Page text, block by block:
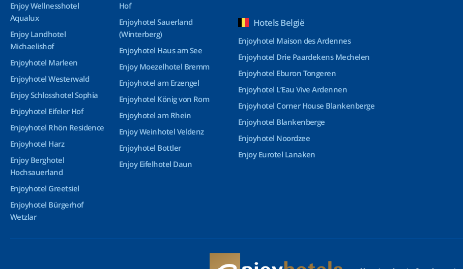
Enjoy Wellnesshotel
Aqualux
Enjoy Landhotel
Michaelishof
Enjoyhotel Marleen
Enjoyhotel Westerwald
Enjoy Schlosshotel Sophia
Enjoyhotel Eifeler Hof
Enjoyhotel Rhön Residence
Enjoyhotel Harz
Enjoy Berghotel
Hochsauerland
Enjoyhotel Greetsiel
Enjoyhotel Bürgerhof
Wetzlar
Hof
Enjoyhotel Sauerland
(Winterberg)
Enjoyhotel Haus am See
Enjoy Moezelhotel Bremm
Enjoyhotel am Erzengel
Enjoyhotel König von Rom
Enjoyhotel am Rhein
Enjoy Weinhotel Veldenz
Enjoyhotel Bottler
Enjoy Eifelhotel Daun
Hotels België
Enjoyhotel Maison des Ardennes
Enjoyhotel Drie Paardekens Mechelen
Enjoyhotel Eburon Tongeren
Enjoyhotel L’Eau Vive Ardennen
Enjoyhotel Corner House Blankenberge
Enjoyhotel Blankenberge
Enjoyhotel Noordzee
Enjoy Eurotel Lanaken